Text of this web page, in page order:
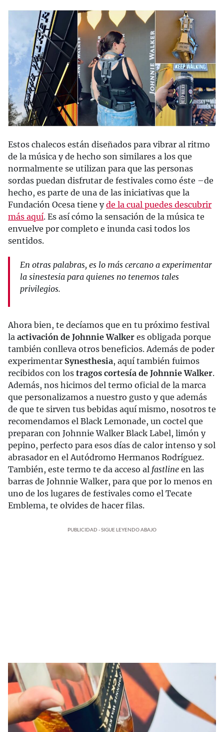
Estos chalecos están diseñados para vibrar al ritmo
de la música y de hecho son similares a los que
normalmente se utilizan para que las personas
sordas puedan disfrutar de festivales como éste –de
hecho, es parte de una de las iniciativas que la
Fundación Ocesa tiene yde la cual puedes descubrir
más aquí. Es así cómo la sensación de la música te
envuelve por completo e inunda casi todos los
sentidos.
En otras palabras, es lo más cercano a experimentar
la sinestesia para quienes no tenemos tales
privilegios.
Ahora bien, te decíamos que en tu próximo festival
la activación de Johnnie Walker es obligada porque
también conlleva otros beneficios. Además de poder
experimentar Synesthesia, aquí también fuimos
recibidos con los tragos cortesía de Johnnie Walker.
Además, nos hicimos del termo oficial de la marca
que personalizamos a nuestro gusto y que además
de que te sirven tus bebidas aquí mismo, nosotros te
recomendamos el Black Lemonade, un coctel que
preparan con Johnnie Walker Black Label, limón y
pepino, perfecto para esos días de calor intenso y sol
abrasador en el Autódromo Hermanos Rodríguez.
También, este termo te da acceso al fastline en las
barras de Johnnie Walker, para que por lo menos en
uno de los lugares de festivales como el Tecate
Emblema, te olvides de hacer filas.
PUBLICIDAD - SIGUE LEYENDO ABAJO